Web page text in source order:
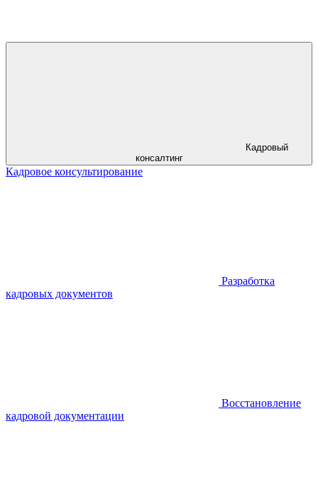
консалтинг
Кадровое консультирование
Разработка
кадровых документов
Восстановление
кадровой документации